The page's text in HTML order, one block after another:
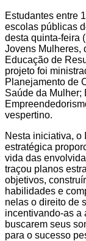
Estudantes entre
escolas públicas
desta quinta-feira
Jovens Mulheres,
Educação de
projeto foi
Planejamento de
Saúde da Mulher;
vespertino.
Nesta iniciativa, o
estratégica
vida das
traçou planos
objetivos,
habilidades e
nelas o direito de
incentivando-as a
buscarem seus
para o sucesso